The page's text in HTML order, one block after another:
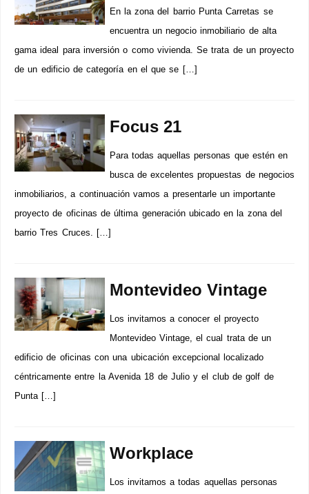
En la zona del barrio Punta Carretas se
encuentra un negocio inmobiliario de alta
gama ideal para inversión o como vivienda. Se trata de un proyecto
de un edificio de categoría en el que se […]
Focus 21
Para todas aquellas personas que estén en
busca de excelentes propuestas de negocios
inmobiliarios, a continuación vamos a presentarle un importante
proyecto de oficinas de última generación ubicado en la zona del
barrio Tres Cruces. […]
Montevideo Vintage
Los invitamos a conocer el proyecto
Montevideo Vintage, el cual trata de un
edificio de oficinas con una ubicación excepcional localizado
céntricamente entre la Avenida 18 de Julio y el club de golf de
Punta […]
Workplace
Los invitamos a todas aquellas personas